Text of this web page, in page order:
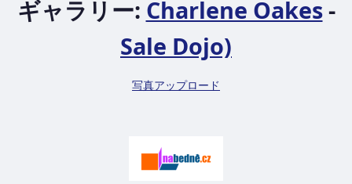
ギャラリー: Charlene Oakes-
Sale Dojo)
写真アップロード